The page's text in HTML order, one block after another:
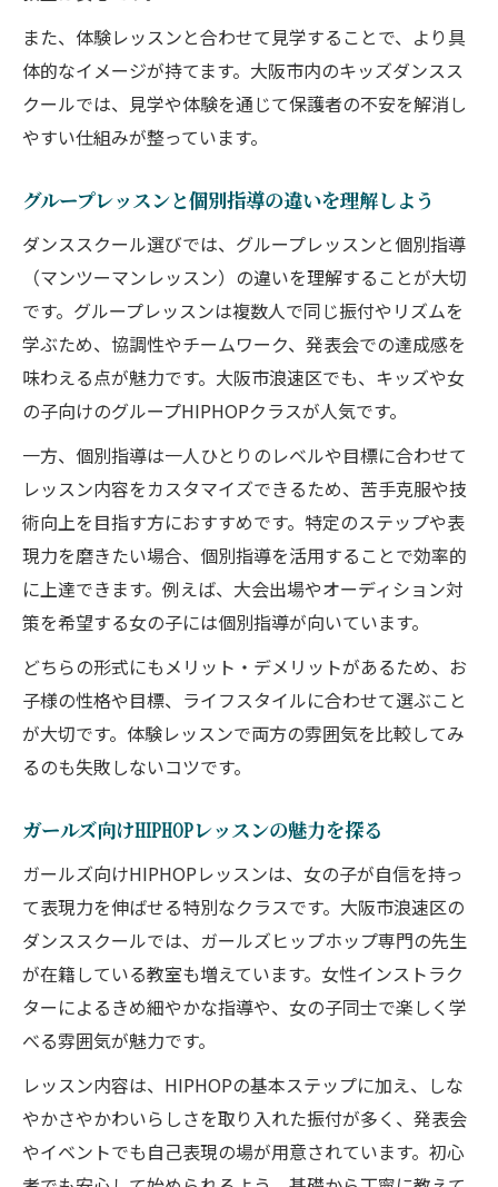
また、体験レッスンと合わせて見学することで、より具
体的なイメージが持てます。大阪市内のキッズダンスス
クールでは、見学や体験を通じて保護者の不安を解消し
やすい仕組みが整っています。
グループレッスンと個別指導の違いを理解しよう
ダンススクール選びでは、グループレッスンと個別指導
（マンツーマンレッスン）の違いを理解することが大切
です。グループレッスンは複数人で同じ振付やリズムを
学ぶため、協調性やチームワーク、発表会での達成感を
味わえる点が魅力です。大阪市浪速区でも、キッズや女
の子向けのグループHIPHOPクラスが人気です。
一方、個別指導は一人ひとりのレベルや目標に合わせて
レッスン内容をカスタマイズできるため、苦手克服や技
術向上を目指す方におすすめです。特定のステップや表
現力を磨きたい場合、個別指導を活用することで効率的
に上達できます。例えば、大会出場やオーディション対
策を希望する女の子には個別指導が向いています。
どちらの形式にもメリット・デメリットがあるため、お
子様の性格や目標、ライフスタイルに合わせて選ぶこと
が大切です。体験レッスンで両方の雰囲気を比較してみ
るのも失敗しないコツです。
ガールズ向けHIPHOPレッスンの魅力を探る
ガールズ向けHIPHOPレッスンは、女の子が自信を持っ
て表現力を伸ばせる特別なクラスです。大阪市浪速区の
ダンススクールでは、ガールズヒップホップ専門の先生
が在籍している教室も増えています。女性インストラク
ターによるきめ細やかな指導や、女の子同士で楽しく学
べる雰囲気が魅力です。
レッスン内容は、HIPHOPの基本ステップに加え、しな
やかさやかわいらしさを取り入れた振付が多く、発表会
やイベントでも自己表現の場が用意されています。初心